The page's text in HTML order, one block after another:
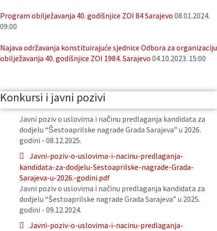
Program obilježavanja 40. godišnjice ZOI 84 Sarajevo 08.01.2024.
09:00
Najava održavanja konstituirajuće sjednice Odbora za organizaciju
obilježavanja 40. godišnjice ZOI 1984. Sarajevo 04.10.2023. 15:00
Konkursi i javni pozivi
Javni poziv o uslovima i načinu predlaganja kandidata za
dodjelu “Šestoaprilske nagrade Grada Sarajeva” u 2026.
godini - 08.12.2025.
Javni-poziv-o-uslovima-i-nacinu-predlaganja-
kandidata-za-dodjelu-Sestoaprilske-nagrade-Grada-
Sarajeva-u-2026.-godini.pdf
Javni poziv o uslovima i načinu predlaganja kandidata za
dodjelu “Šestoaprilske nagrade Grada Sarajeva” u 2025.
godini - 09.12.2024.
Javni-poziv-o-uslovima-i-nacinu-predlaganja-